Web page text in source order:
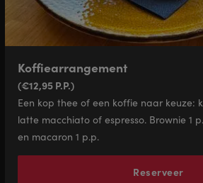
Koffiearrangement
(€12,95 P.P.)
Een kop thee of een koffie naar keuze:
latte macchiato of espresso. Brownie 1
en macaron 1 p.p.
Reserveer